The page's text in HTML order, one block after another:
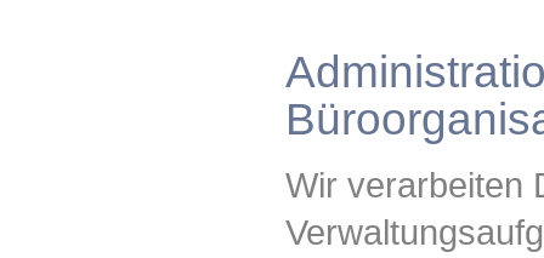
Wir verarbeiten